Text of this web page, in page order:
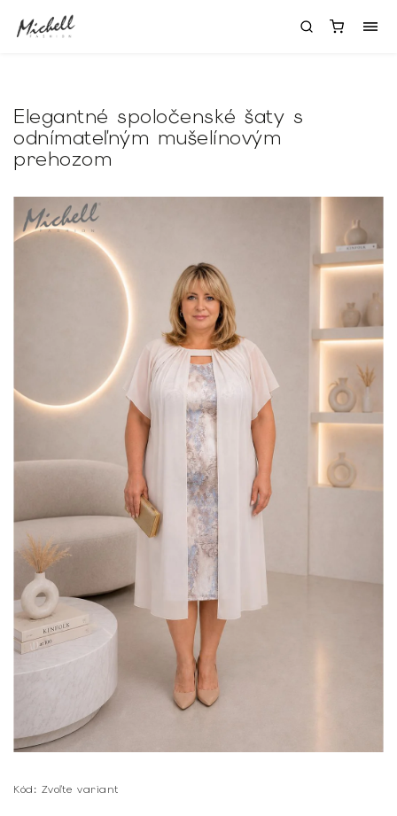
Elegantné spoločenské šaty s
odnímateľným mušelínovým
prehozom
Kód: Zvoľte variant